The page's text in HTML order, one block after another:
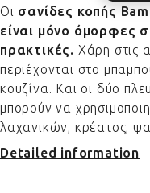
Οι σανίδες κοπής
είναι μόνο όμορφες
πρακτικές. Χάρη στις
περιέχονται στο
κουζίνα. Και οι δύο
μπορούν να
λαχανικών, κρέατος,
Detailed information